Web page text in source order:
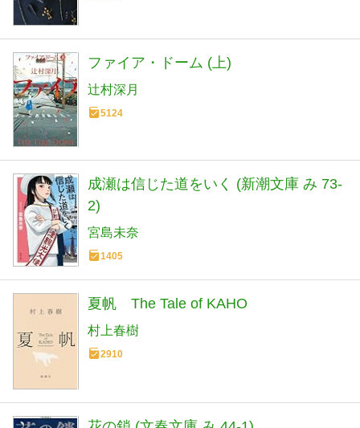
ファイア・ドーム (上)
辻村深月
5124
成瀬は信じた道をいく (新潮文庫 み 73-
2)
宮島未奈
1405
夏帆 The Tale of KAHO
村上春樹
2910